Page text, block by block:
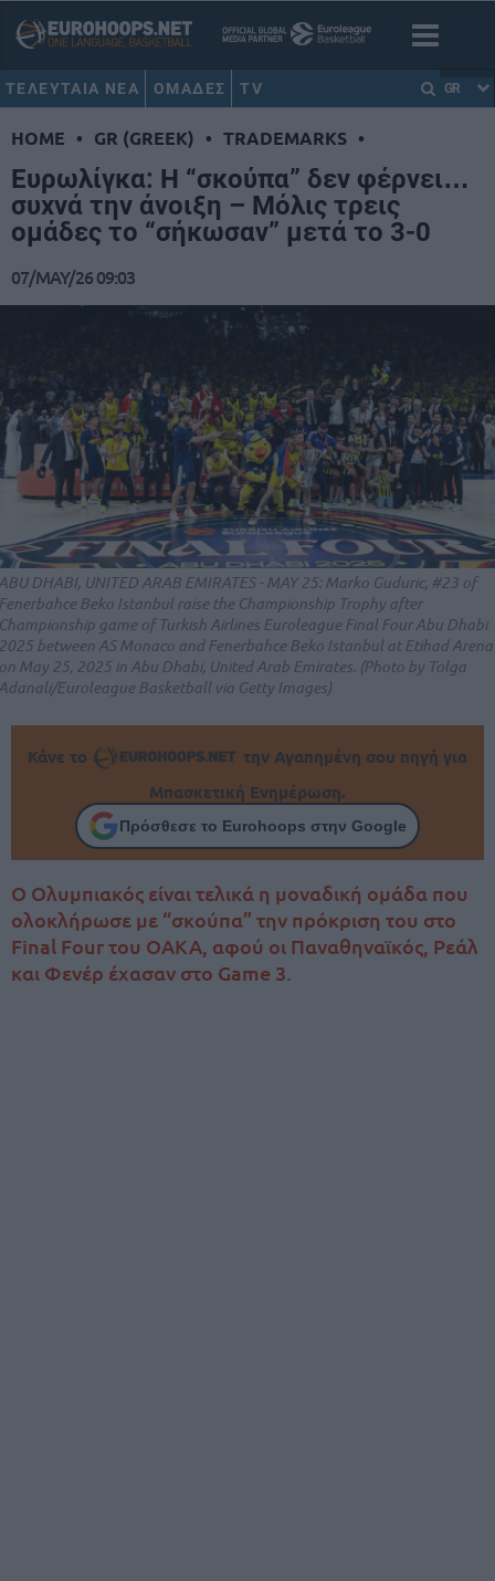
ΤΕΛΕΥΤΑΙΑ ΝΕΑ ΟΜΑΔΕΣ TV GR
HOME • GR (GREEK) • TRADEMARKS •
Ευρωλίγκα: Η “σκούπα” δεν φέρνει…
συχνά την άνοιξη – Μόλις τρεις
ομάδες το “σήκωσαν” μετά το 3-0
07/MAY/26 09:03
DHABI, UNITED ARAB EMIRATES - MAY 25: Marko Guduric, #23 of
Beko Istanbul raise the Championship Trophy after
game of Turkish Airlines Euroleague Final Four Abu Dhabi
between AS Monaco and Fenerbahce Beko Istanbul at Etihad Arena
May 25, 2025 in Abu Dhabi, United Arab Emirates. (Photo by Tolga
Euroleague Basketball via Getty Images)
Κάνε το
την Αγαπημένη σου πηγή για
Μπασκετική Ενημέρωση.
Πρόσθεσε το Eurohoops στην Google
Ο Ολυμπιακός είναι τελικά η μοναδική ομάδα που
ολοκλήρωσε με “σκούπα” την πρόκριση του στο
Final Four του ΟΑΚΑ, αφού οι Παναθηναϊκός, Ρεάλ
και Φενέρ έχασαν στο Game 3.